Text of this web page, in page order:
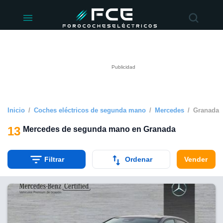
sitio web
basada en
recogida
o
nos
Inicio Coches eléctricos de segunda mano Mercedes Granada
13 Mercedes de segunda mano en Granada
Filtrar Ordenar Vender